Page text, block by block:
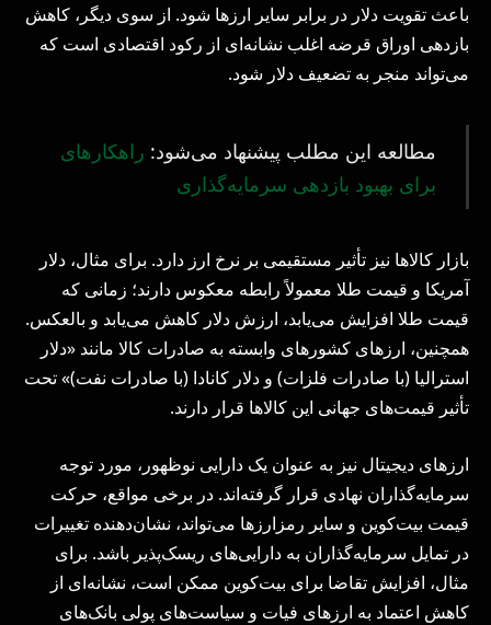
باعث تقویت دلار در برابر سایر ارزها شود. از سوی دیگر، کاهش
بازدهی اوراق قرضه اغلب نشانه‌ای از رکود اقتصادی است که
می‌تواند منجر به تضعیف دلار شود.
مطالعه این مطلب پیشنهاد می‌شود: راهکارهای
برای بهبود بازدهی سرمایه‌گذاری
بازار کالاها نیز تأثیر مستقیمی بر نرخ ارز دارد. برای مثال، دلار
آمریکا و قیمت طلا معمولاً رابطه معکوس دارند؛ زمانی که
قیمت طلا افزایش می‌یابد، ارزش دلار کاهش می‌یابد و بالعکس.
همچنین، ارزهای کشورهای وابسته به صادرات کالا مانند «دلار
استرالیا (با صادرات فلزات) و دلار کانادا (با صادرات نفت)» تحت
تأثیر قیمت‌های جهانی این کالاها قرار دارند.
ارزهای دیجیتال نیز به عنوان یک دارایی نوظهور، مورد توجه
سرمایه‌گذاران نهادی قرار گرفته‌اند. در برخی مواقع، حرکت
قیمت بیت‌کوین و سایر رمزارزها می‌تواند، نشان‌دهنده تغییرات
در تمایل سرمایه‌گذاران به دارایی‌های ریسک‌پذیر باشد. برای
مثال، افزایش تقاضا برای بیت‌کوین ممکن است، نشانه‌ای از
کاهش اعتماد به ارزهای فیات و سیاست‌های پولی بانک‌های